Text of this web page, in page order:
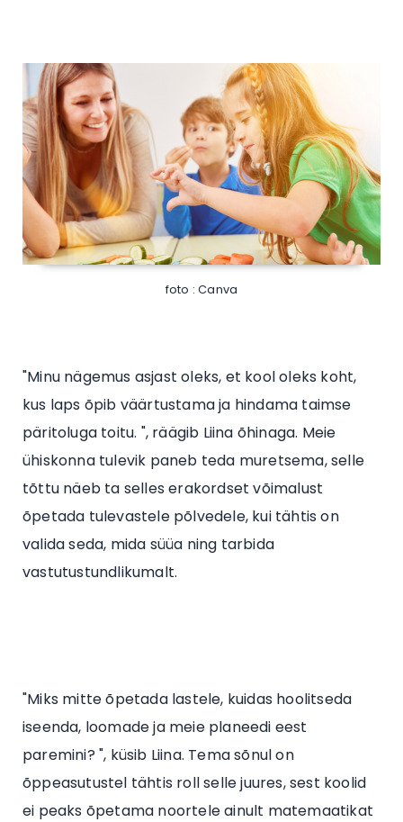
foto : Canva
"Minu nägemus asjast oleks, et kool oleks koht,
kus laps õpib väärtustama ja hindama taimse
päritoluga toitu. ", räägib Liina õhinaga. Meie
ühiskonna tulevik paneb teda muretsema, selle
tõttu näeb ta selles erakordset võimalust
õpetada tulevastele põlvedele, kui tähtis on
valida seda, mida süüa ning tarbida
vastutustundlikumalt.
"Miks mitte õpetada lastele, kuidas hoolitseda
iseenda, loomade ja meie planeedi eest
paremini? ", küsib Liina. Tema sõnul on
õppeasutustel tähtis roll selle juures, sest koolid
ei peaks õpetama noortele ainult matemaatikat